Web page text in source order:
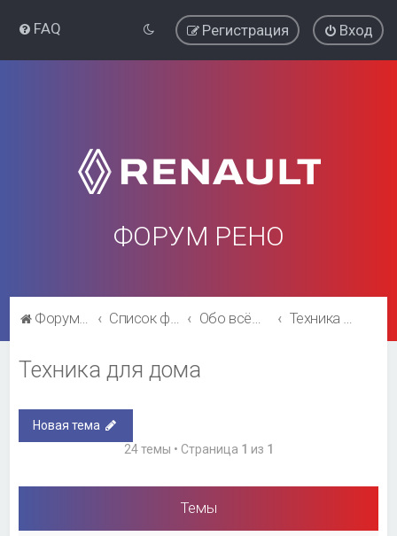
FAQ Вход
Регистрация
ФОРУМ РЕНО
Форум Рено Список форумов Обо всём остальном Техника для дома
Техника для дома
Новая тема
24 темы • Страница 1 из 1
Темы